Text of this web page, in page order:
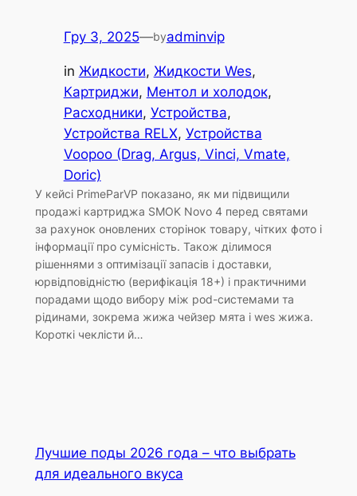
Гру 3, 2025—byadminvip
in Жидкости, Жидкости Wes
Картриджи, Ментол и холодок
Расходники, Устройства
Устройства RELX, Устройства
Voopoo (Drag, Argus, Vinci, Vmate,
Doric)
У кейсі PrimeParVP показано, як ми підвищили
продажі картриджа SMOK Novo 4 перед святами
за рахунок оновлених сторінок товару, чітких фото і
інформації про сумісність. Також ділимося
рішеннями з оптимізації запасів і доставки,
юрвідповідністю (верифікація 18+) і практичними
порадами щодо вибору між pod-системами та
рідинами, зокрема жижа чейзер мята і wes жижа.
Короткі чеклісти й…
Лучшие поды 2026 года – что выбрать
для идеального вкуса